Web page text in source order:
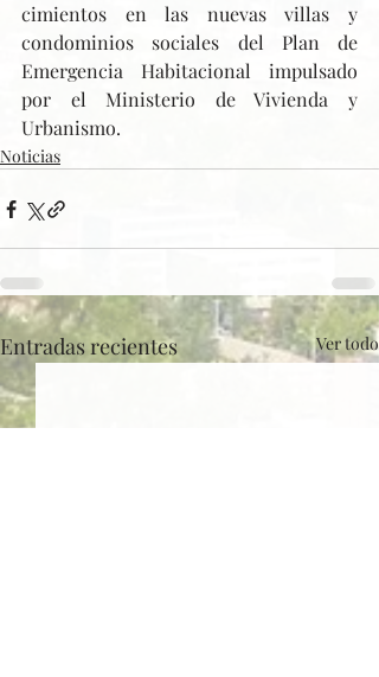
cimientos en las nuevas villas y
condominios sociales del Plan de
Emergencia Habitacional impulsado
por el Ministerio de Vivienda y
Urbanismo.
Noticias
Entradas recientes Ver todo